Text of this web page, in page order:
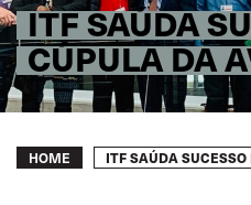
ITF SAÚDA
CÚPULA DA
Breadcrumb
HOME ITF SAÚDA